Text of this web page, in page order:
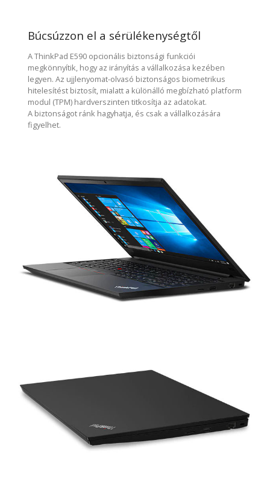
Búcsúzzon el a sérülékenységtől
A ThinkPad E590 opcionális biztonsági funkciói
megkönnyítik, hogy az irányítás a vállalkozása kezében
legyen. Az ujjlenyomat-olvasó biztonságos biometrikus
hitelesítést biztosít, mialatt a különálló megbízható platform
modul (TPM) hardverszinten titkosítja az adatokat.
A biztonságot ránk hagyhatja, és csak a vállalkozására
figyelhet.